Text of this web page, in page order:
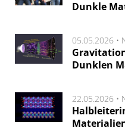
Dunkle
05.05.2026 •
Dunklen
22.05.2026 •